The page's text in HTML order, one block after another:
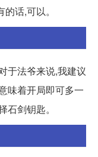
话,可以。
于法爷来说,我建议
味着开局即可多一
剑钥匙。